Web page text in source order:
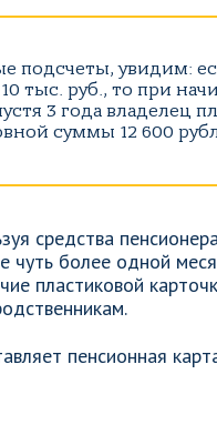
подсчеты, увидим:
тыс. руб., то при
3 года владелец
суммы 12 600
средства
чуть более одной
пластиковой
пенсионная